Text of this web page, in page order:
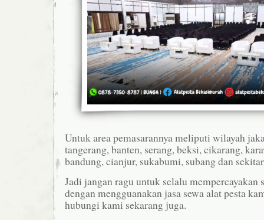
Untuk area pemasarannya meliputi wilayah
tangerang, banten, serang, beksi, cikarang,
bandung, cianjur, sukabumi, subang dan
Jadi jangan ragu untuk selalu mempercayakan
dengan mengguanakan jasa sewa alat pesta
hubungi kami sekarang juga.